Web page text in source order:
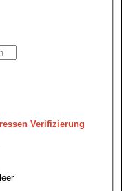
Verifizierung